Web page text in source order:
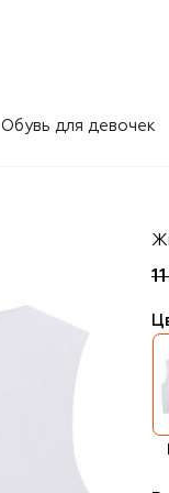
Обувь для девочек